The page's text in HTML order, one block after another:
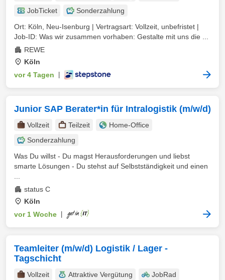
JobTicket
Sonderzahlung
Ort: Köln, Neu-Isenburg | Vertragsart: Vollzeit, unbefristet |
Job-ID: Was wir zusammen vorhaben: Gestalte mit uns die ...
REWE
Köln
vor 4 Tagen
Junior SAP Berater*in für Intralogistik (m/w/d)
Vollzeit Teilzeit
Home-Office
Sonderzahlung
Was Du willst - Du magst Herausforderungen und liebst
smarte Lösungen - Du stehst auf Selbstständigkeit und einen
status C
Köln
vor 1 Woche
Teamleiter (m/w/d) Logistik / Lager -
Tagschicht
Vollzeit Attraktive Vergütung
JobRad